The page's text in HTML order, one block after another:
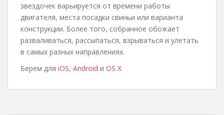
звездочек варьируется от времени работы
двигателя, места посадки свиньи или варианта
конструкции. Более того, собранное обожает
разваливаться, рассыпаться, взрываться и улетать
в самых разных направлениях.
Берем для iOS, Android и OS X